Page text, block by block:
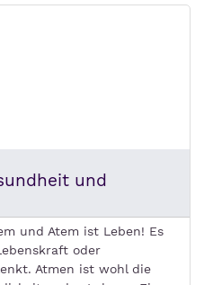
und
und Atem ist Leben! Es
oder
Atmen ist wohl die